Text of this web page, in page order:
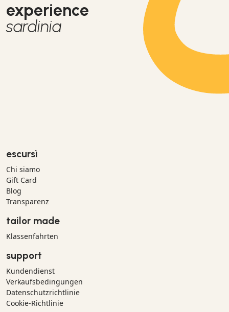
experience
sardinia
escursì
Chi siamo
Gift Card
Blog
Transparenz
tailor made
Klassenfahrten
support
Kundendienst
Verkaufsbedingungen
Datenschutzrichtlinie
Cookie-Richtlinie